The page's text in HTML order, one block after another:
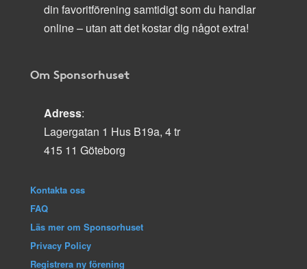
din favoritförening samtidigt som du handlar
online – utan att det kostar dig något extra!
Om Sponsorhuset
Adress:
Lagergatan 1 Hus B19a, 4 tr
415 11 Göteborg
Kontakta oss
FAQ
Läs mer om Sponsorhuset
Privacy Policy
Registrera ny förening